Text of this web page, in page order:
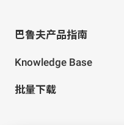
巴鲁夫产品指南
Knowledge Base
批量下载